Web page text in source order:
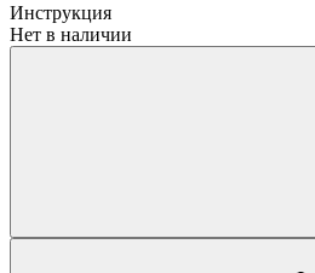
Инструкция
Нет в наличии